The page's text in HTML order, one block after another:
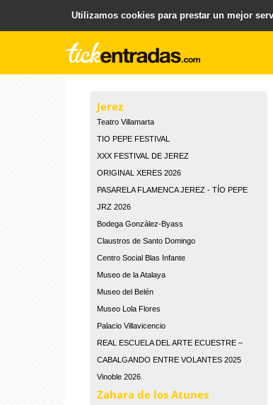
Plataforma para la Venta y Gestion de Entradas .
Jerez
Teatro Villamarta
TIO PEPE FESTIVAL
XXX FESTIVAL DE JEREZ
ORIGINAL XERES 2026
PASARELA FLAMENCA JEREZ - TÍO PEPE
JRZ 2026
Bodega González-Byass
Claustros de Santo Domingo
Centro Social Blas Infante
Museo de la Atalaya
Museo del Belén
Museo Lola Flores
Palacio Villavicencio
REAL ESCUELA DEL ARTE ECUESTRE –
CABALGANDO ENTRE VOLANTES 2025
Vinoble 2026
Zahara de los Atunes
Utilizamos cookies para prestar un mejor